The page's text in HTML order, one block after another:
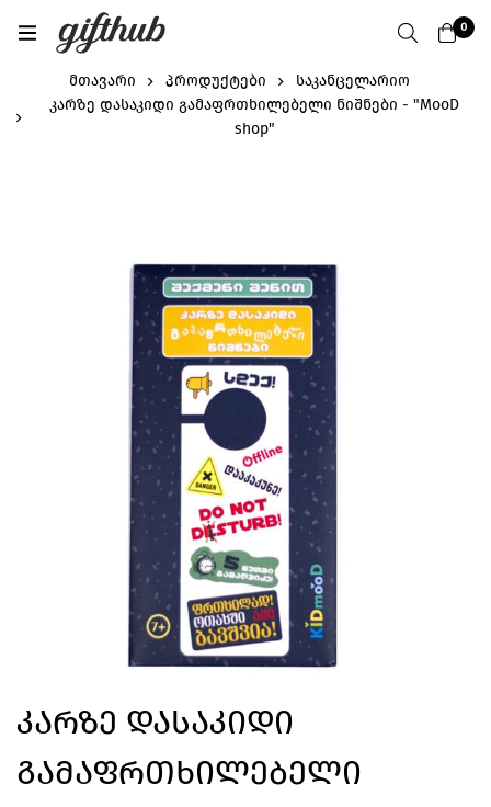
0
მთავარი პროდუქტები
საკანცელარიო
კარზე დასაკიდი გამაფრთხილებელი ნიშნები - "MooD
shop"
Კარზე Დასაკიდი
Გამაფრთხილებელი